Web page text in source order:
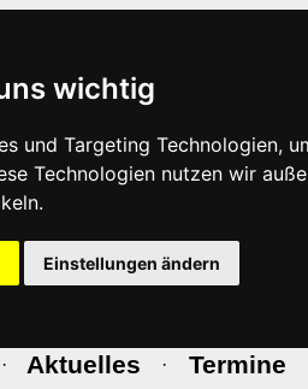
wichtig
und Targeting Technologien,
Technologien nutzen wir
Einstellungen ändern
· Aktuelles · Termine